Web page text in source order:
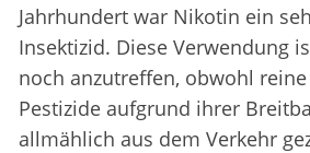
Jahrhundert war Nikotin ein
Insektizid. Diese Verwendung
noch anzutreffen, obwohl
Pestizide aufgrund ihrer
allmählich aus dem Verkehr